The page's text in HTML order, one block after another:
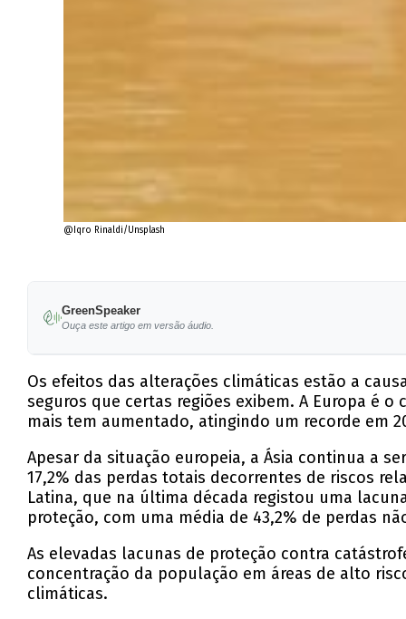
@Iqro Rinaldi/Unsplash
GreenSpeaker
Ouça este artigo em versão áudio.
Os efeitos das alterações climáticas estão a
seguros que certas regiões exibem. A Europa é
mais tem aumentado, atingindo um recorde em
Apesar da situação europeia, a Ásia continua a
17,2% das perdas totais decorrentes de riscos
Latina, que na última década registou uma
proteção, com uma média de 43,2% de perdas
As elevadas lacunas de proteção contra
concentração da população em áreas de alto
climáticas.